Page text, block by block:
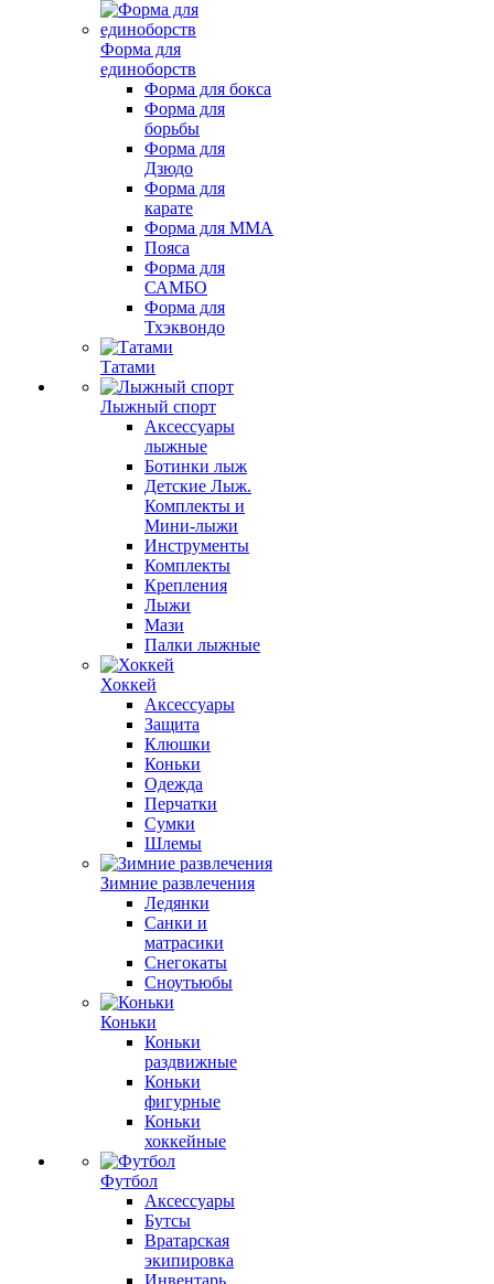
Форма для
единоборств
Форма для бокса
Форма для
борьбы
Форма для
Дзюдо
Форма для
карате
Форма для MMA
Пояса
Форма для
САМБО
Форма для
Тхэквондо
Татами
Лыжный спорт
Аксессуары
лыжные
Ботинки лыж
Детские Лыж.
Комплекты и
Мини-лыжи
Инструменты
Комплекты
Крепления
Лыжи
Мази
Палки лыжные
Хоккей
Аксессуары
Защита
Клюшки
Коньки
Одежда
Перчатки
Сумки
Шлемы
Зимние развлечения
Ледянки
Санки и
матрасики
Снегокаты
Сноутьюбы
Коньки
Коньки
раздвижные
Коньки
фигурные
Коньки
хоккейные
Футбол
Аксессуары
Бутсы
Вратарская
экипировка
Инвентарь